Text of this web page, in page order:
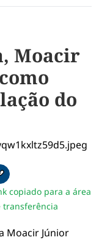
Moacir
do
no twitterpelo email
link da notícia
copiado para a área
transferência
Moacir Júnior